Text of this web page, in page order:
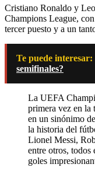
Cristiano Ronaldo y
Champions League,
tercer puesto y a un
Te puede interesar:
semifinales?
La UEFA
primera vez en la
en un sinónimo
la historia del
Lionel Messi,
entre otros, todos
goles